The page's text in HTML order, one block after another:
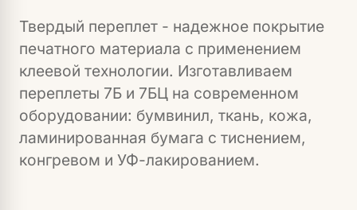
Твердый переплет - надежное покрытие
печатного материала с применением
клеевой технологии. Изготавливаем
переплеты 7Б и 7БЦ на современном
оборудовании: бумвинил, ткань, кожа,
ламинированная бумага с тиснением,
конгревом и УФ-лакированием.